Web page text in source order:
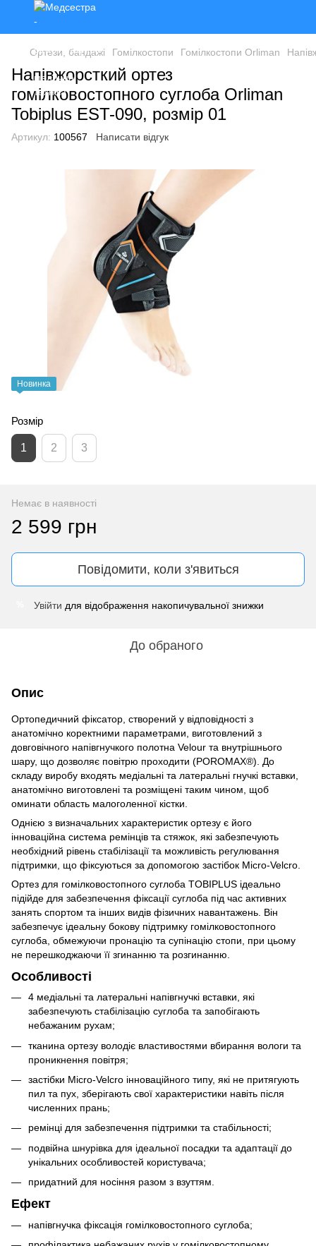
Ортези, бандажі Гомілкостопи Гомілкостопи Orliman
Напівжорсткий ортез
гомілковостопного суглоба Orliman
Tobiplus EST-090, розмір 01
Артикул: 100567 Написати відгук
Новинка
Розмір
1 2 3
Немає в наявності
2 599 грн
Повідомити, коли з'явиться
Увійти для відображення накопичувальної знижки
До обраного
Опис
Ортопедичний фіксатор, створений у відповідності з
анатомічно коректними параметрами, виготовлений з
довговічного напівгнучкого полотна Velour та внутрішнього
шару, що дозволяє повітрю проходити (POROMAX®). До
складу виробу входять медіальні та латеральні гнучкі вставки,
анатомічно виготовлені та розміщені таким чином, щоб
оминати область малоголенної кістки.
Однією з визначальних характеристик ортезу є його
інноваційна система ремінців та стяжок, які забезпечують
необхідний рівень стабілізації та можливість регулювання
підтримки, що фіксуються за допомогою застібок Micro-Velcro.
Ортез для гомілковостопного суглоба TOBIPLUS ідеально
підійде для забезпечення фіксації суглоба під час активних
занять спортом та інших видів фізичних навантажень. Він
забезпечує ідеальну бокову підтримку гомілковостопного
суглоба, обмежуючи пронацію та супінацію стопи, при цьому
не перешкоджаючи її згинанню та розгинанню.
Особливості
4 медіальні та латеральні напівгнучкі вставки, які
забезпечують стабілізацію суглоба та запобігають
небажаним рухам;
тканина ортезу володіє властивостями вбирання вологи та
проникнення повітря;
застібки Micro-Velcro інноваційного типу, які не притягують
пил та пух, зберігають свої характеристики навіть після
численних прань;
ремінці для забезпечення підтримки та стабільності;
подвійна шнурівка для ідеальної посадки та адаптації до
унікальних особливостей користувача;
придатний для носіння разом з взуттям.
Ефект
напівгнучка фіксація гомілковостопного суглоба;